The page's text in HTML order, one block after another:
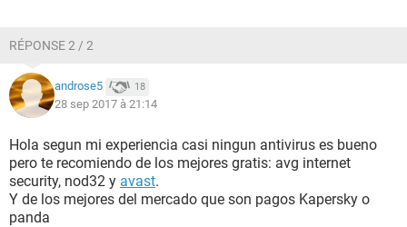
RÉPONSE 2 / 2
androse5 18
28 sep 2017 à 21:14
Hola segun mi experiencia casi ningun antivirus es bueno
pero te recomiendo de los mejores gratis: avg internet
security, nod32 y avast.
Y de los mejores del mercado que son pagos Kapersky o
panda